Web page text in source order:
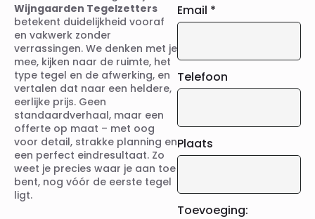
Wijngaarden Tegelzetters
betekent duidelijkheid vooraf
en vakwerk zonder
verrassingen. We denken met je
mee, kijken naar de ruimte, het
type tegel en de afwerking, en
vertalen dat naar een heldere,
eerlijke prijs. Geen
standaardverhaal, maar een
offerte op maat – met oog
voor detail, strakke planning en
een perfect eindresultaat. Zo
weet je precies waar je aan toe
bent, nog vóór de eerste tegel
ligt.
Email *
Telefoon
Plaats
Toevoeging: